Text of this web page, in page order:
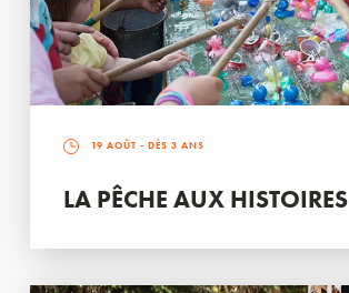
19 AOÛT - DÈS 3 ANS
LA PÊCHE AUX HISTOIRES